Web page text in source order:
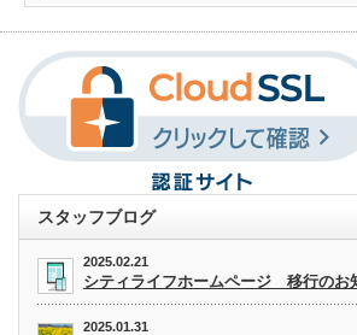
スタッフブログ
2025.02.21
シティライフホームページ 移行のお
2025.01.31